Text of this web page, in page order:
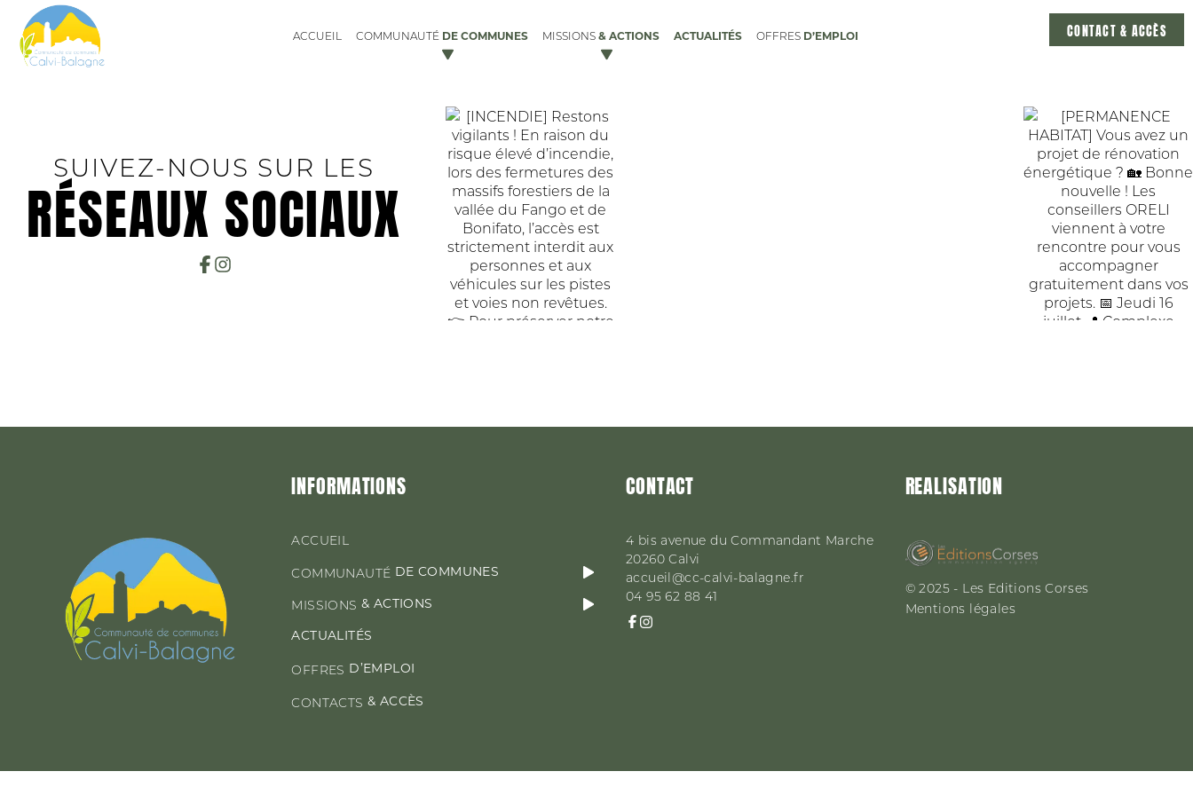
ACCUEIL COMMUNAUTÉ DE COMMUNES
COMMISSIONS
MISSIONS& ACTIONS
AIRE D'ACCUEIL DES GENS DU VOYAGE
ACTUALITÉS OFFRES D’EMPLOI CONTACT & ACCÈS
SUIVEZ-NOUS SUR LES
RÉSEAUX SOCIAUX
INFORMATIONS
ACCUEIL
COMMUNAUTÉ DE COMMUNES
MISSIONS& ACTIONS
ACTUALITÉS
OFFRES D’EMPLOI
CONTACTS& ACCÈS
CONTACT
4 bis avenue du Commandant Marche
20260 Calvi
accueil@cc-calvi-balagne.fr
04 95 62 88 41
REALISATION
© 2025 - Les Editions Corses
Mentions légales